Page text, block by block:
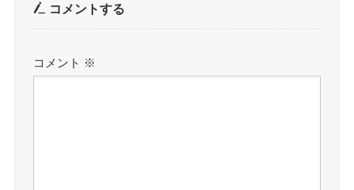
コメントする
コメント ※